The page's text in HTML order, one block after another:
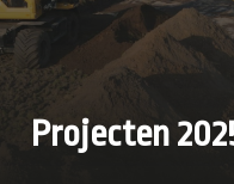
Projecten